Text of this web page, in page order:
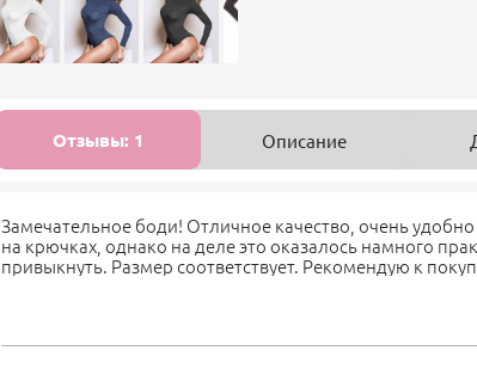
Отзывы: 1 Описание
Замечательное боди! Отличное качество, очень
на крючках, однако на деле это оказалось намного
привыкнуть. Размер соответствует. Рекомендую к